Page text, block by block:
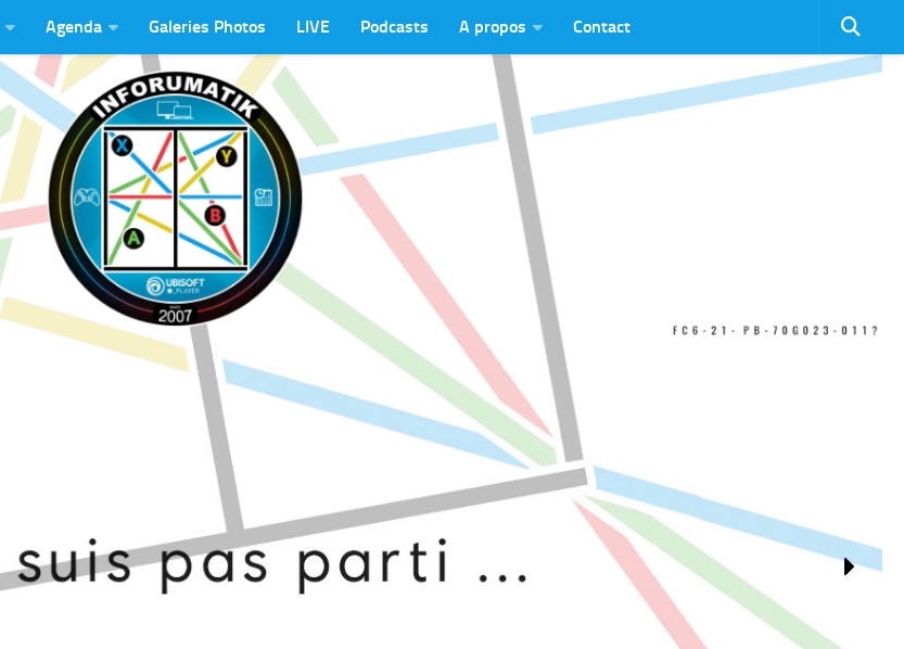
Agenda Galeries Photos LIVE Podcasts A propos Contact